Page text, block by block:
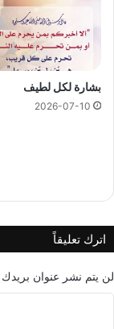
بشارة لكل لطيف
2026-07-10
اترك تعليقاً
لن يتم نشر عنوان بريدك